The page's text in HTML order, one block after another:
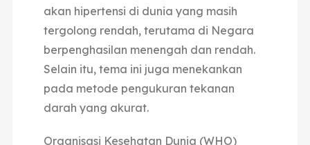
akan hipertensi di dunia yang masih
tergolong rendah, terutama di Negara
berpenghasilan menengah dan rendah.
Selain itu, tema ini juga menekankan
pada metode pengukuran tekanan
darah yang akurat.
Organisasi Kesehatan Dunia (WHO)